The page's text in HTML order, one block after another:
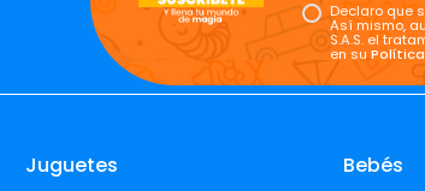
Declaro que
Así mismo,
S.A.S. el
en su
Juguetes Bebés